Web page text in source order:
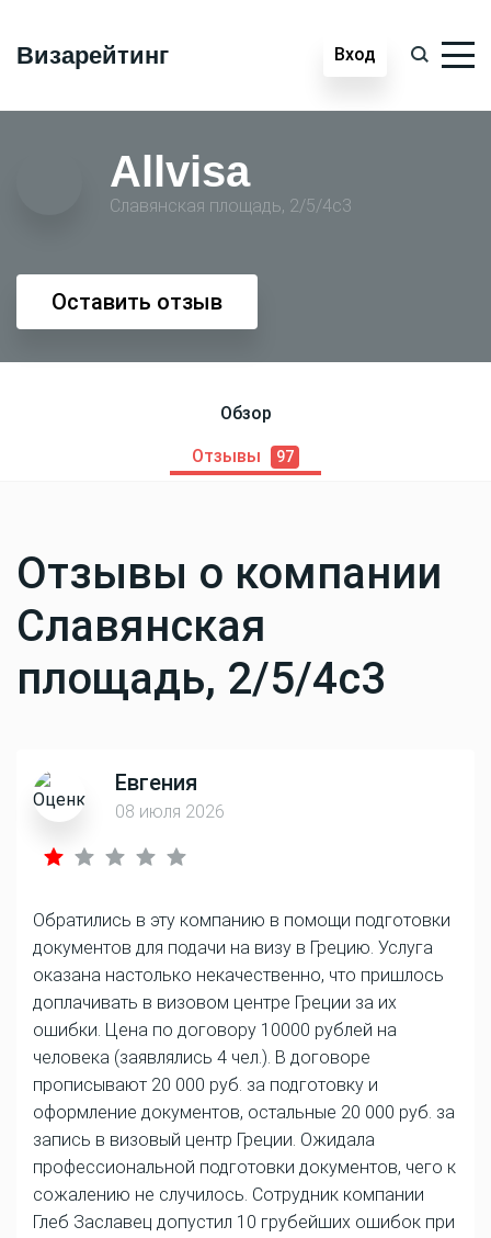
Визарейтинг Вход
Allvisa
Славянская площадь, 2/5/4с3
Оставить отзыв
Обзор
Отзывы 97
Отзывы о компании
Славянская
площадь, 2/5/4с3
Евгения
08 июля 2026
Обратились в эту компанию в помощи подготовки
документов для подачи на визу в Грецию. Услуга
оказана настолько некачественно, что пришлось
доплачивать в визовом центре Греции за их
ошибки. Цена по договору 10000 рублей на
человека (заявлялись 4 чел.). В договоре
прописывают 20 000 руб. за подготовку и
оформление документов, остальные 20 000 руб. за
запись в визовый центр Греции. Ожидала
профессиональной подготовки документов, чего к
сожалению не случилось. Сотрудник компании
Глеб Заславец допустил 10 грубейших ошибок при